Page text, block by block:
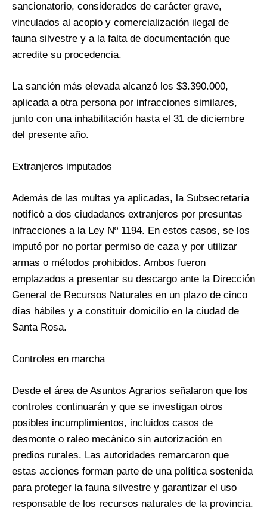
sancionatorio, considerados de carácter grave,
vinculados al acopio y comercialización ilegal de
fauna silvestre y a la falta de documentación que
acredite su procedencia.
La sanción más elevada alcanzó los $3.390.000,
aplicada a otra persona por infracciones similares,
junto con una inhabilitación hasta el 31 de diciembre
del presente año.
Extranjeros imputados
Además de las multas ya aplicadas, la Subsecretaría
notificó a dos ciudadanos extranjeros por presuntas
infracciones a la Ley Nº 1194. En estos casos, se los
imputó por no portar permiso de caza y por utilizar
armas o métodos prohibidos. Ambos fueron
emplazados a presentar su descargo ante la Dirección
General de Recursos Naturales en un plazo de cinco
días hábiles y a constituir domicilio en la ciudad de
Santa Rosa.
Controles en marcha
Desde el área de Asuntos Agrarios señalaron que los
controles continuarán y que se investigan otros
posibles incumplimientos, incluidos casos de
desmonte o raleo mecánico sin autorización en
predios rurales. Las autoridades remarcaron que
estas acciones forman parte de una política sostenida
para proteger la fauna silvestre y garantizar el uso
responsable de los recursos naturales de la provincia.